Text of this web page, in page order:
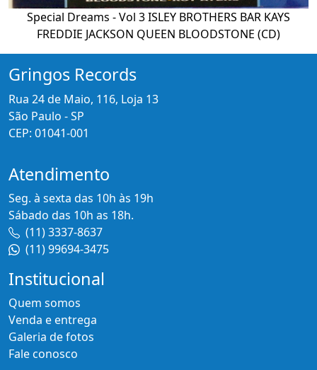
Special Dreams - Vol 3 ISLEY BROTHERS BAR KAYS
FREDDIE JACKSON QUEEN BLOODSTONE (CD)
Gringos Records
Rua 24 de Maio, 116, Loja 13
São Paulo - SP
CEP: 01041-001
Atendimento
Seg. à sexta das 10h às 19h
Sábado das 10h as 18h.
(11) 3337-8637
(11) 99694-3475
Institucional
Quem somos
Venda e entrega
Galeria de fotos
Fale conosco